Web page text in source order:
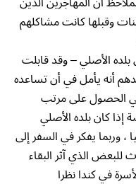
وقبلها كانت مشاكلهم
الأصلي – وقد قابلت
أنه يأمل في أن تساعده
في الحصول على مرتب
كان بلده الأصلي
وربما يفكر في السفر إلى
الذي آثر البقاء
في كندا نظرا